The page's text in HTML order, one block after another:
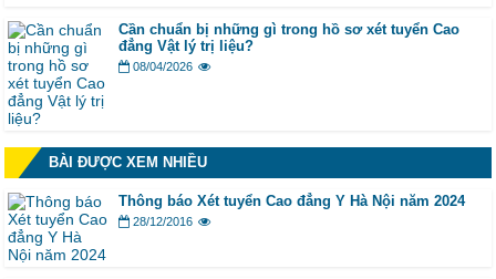
Cần chuẩn bị những gì trong hồ sơ xét tuyển Cao
đẳng Vật lý trị liệu?
08/04/2026
BÀI ĐƯỢC XEM NHIỀU
Thông báo Xét tuyển Cao đẳng Y Hà Nội năm 2024
28/12/2016